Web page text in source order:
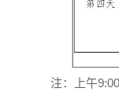
注：上午